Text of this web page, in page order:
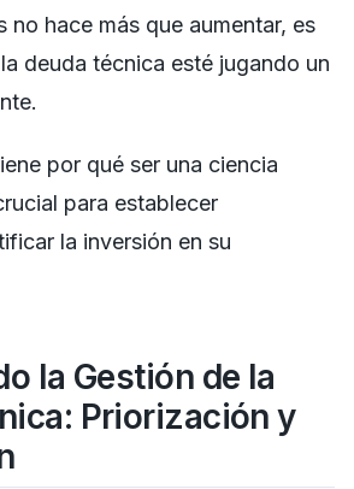
no hace más que aumentar, es
deuda técnica esté jugando un
por qué ser una ciencia
para establecer
la inversión en su
la Gestión de la
Priorización y